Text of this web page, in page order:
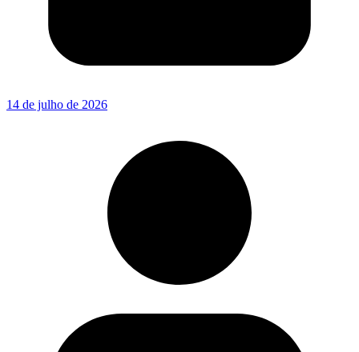
14 de julho de 2026